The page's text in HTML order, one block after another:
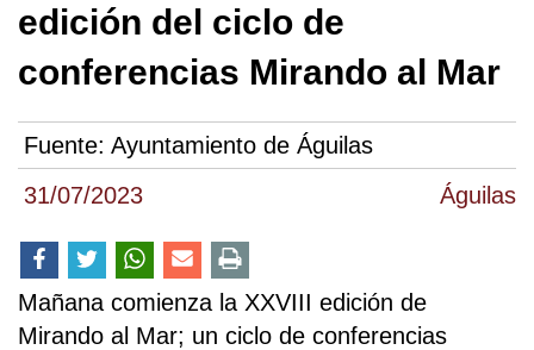
31/07/2023 Águilas
edición del ciclo de
conferencias Mirando al Mar
Fuente: Ayuntamiento de Águilas
Mañana comienza la XXVIII edición de
Mirando al Mar; un ciclo de conferencias